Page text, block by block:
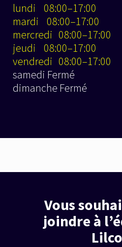
lundi 08:00–17:00
mardi 08:00–17:00
mercredi 08:00–17:00
jeudi 08:00–17:00
vendredi 08:00–17:00
samedi Fermé
dimanche Fermé
Vous
joindre à